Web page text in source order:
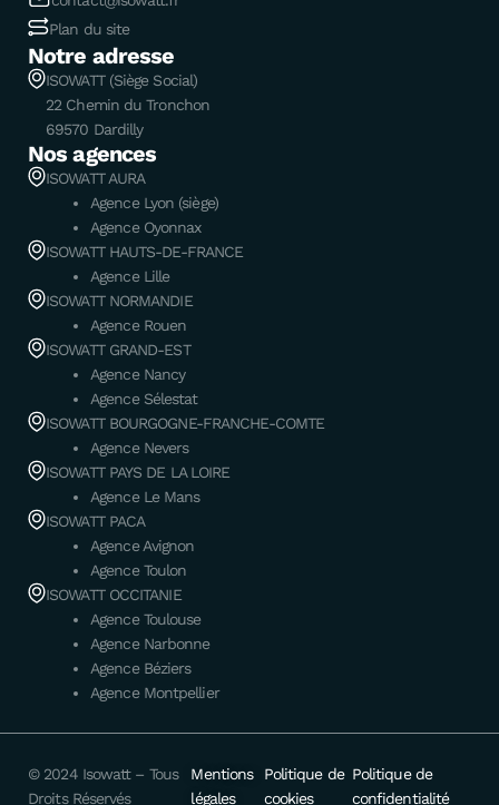
Plan du site
Notre adresse
ISOWATT (Siège Social)
22 Chemin du Tronchon
69570 Dardilly
Nos agences
ISOWATT AURA
Agence Lyon (siège)
Agence Oyonnax
ISOWATT HAUTS-DE-FRANCE
Agence Lille
ISOWATT NORMANDIE
Agence Rouen
ISOWATT GRAND-EST
Agence Nancy
Agence Sélestat
ISOWATT BOURGOGNE-FRANCHE-COMTE
Agence Nevers
ISOWATT PAYS DE LA LOIRE
Agence Le Mans
ISOWATT PACA
Agence Avignon
Agence Toulon
ISOWATT OCCITANIE
Agence Toulouse
Agence Narbonne
Agence Béziers
Agence Montpellier
© 2024 Isowatt – Tous
Droits Réservés
Mentions
légales
Politique de
cookies
Politique de
confidentialité